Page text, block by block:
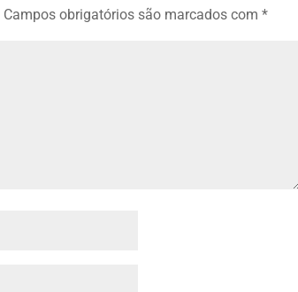
Campos obrigatórios são marcados com *